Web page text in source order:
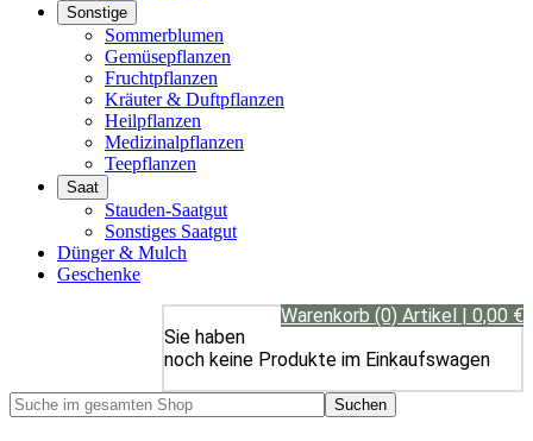
Sonstige
Sommerblumen
Gemüsepflanzen
Fruchtpflanzen
Kräuter & Duftpflanzen
Heilpflanzen
Medizinalpflanzen
Teepflanzen
Saat
Stauden-Saatgut
Sonstiges Saatgut
Dünger & Mulch
Geschenke
Warenkorb (0) Artikel | 0,00 €
Sie haben
noch keine Produkte im Einkaufswagen